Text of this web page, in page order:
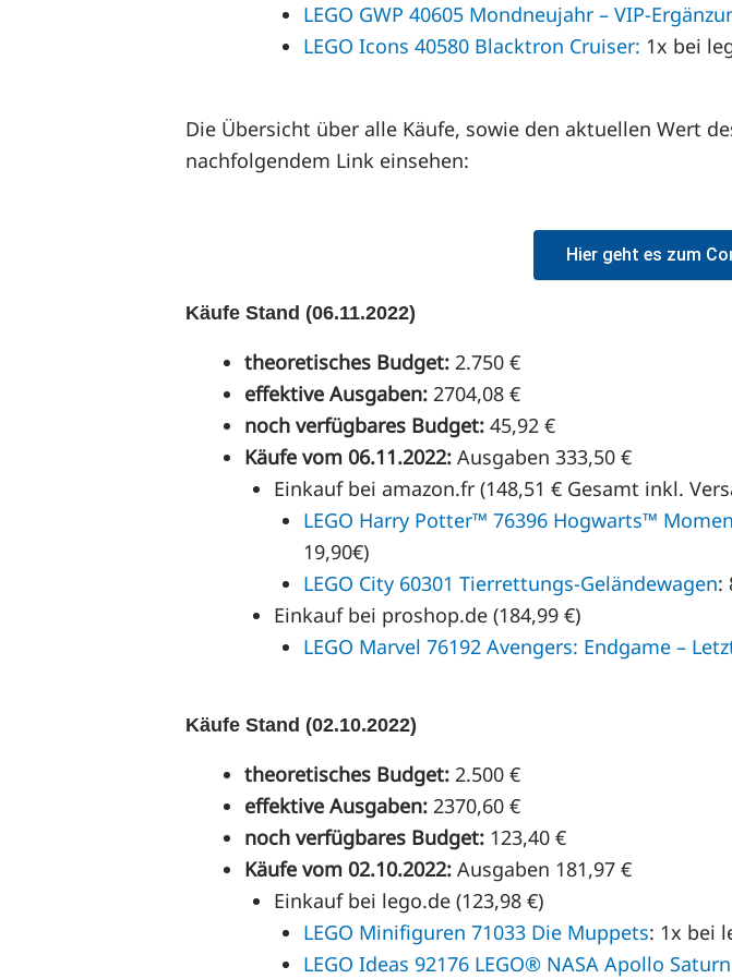
LEGO GWP 40605 Mondneujahr – VIP-
LEGO Icons 40580 Blacktron Cruiser: 1x bei
Die Übersicht über alle Käufe, sowie den aktuellen Wert
nachfolgendem Link einsehen:
Hier geht es zum
Käufe Stand (06.11.2022)
theoretisches Budget: 2.750 €
effektive Ausgaben: 2704,08 €
noch verfügbares Budget: 45,92 €
Käufe vom 06.11.2022: Ausgaben 333,50 €
Einkauf bei amazon.fr (148,51 € Gesamt inkl.
LEGO Harry Potter™ 76396 Hogwarts™
19,90€)
LEGO City 60301 Tierrettungs-Geländewagen:
Einkauf bei proshop.de (184,99 €)
LEGO Marvel 76192 Avengers: Endgame –
Käufe Stand (02.10.2022)
theoretisches Budget: 2.500 €
effektive Ausgaben: 2370,60 €
noch verfügbares Budget: 123,40 €
Käufe vom 02.10.2022: Ausgaben 181,97 €
Einkauf bei lego.de (123,98 €)
LEGO Minifiguren 71033 Die Muppets: 1x bei
LEGO Ideas 92176 LEGO® NASA Apollo